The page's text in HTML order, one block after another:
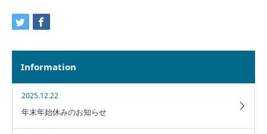
Information
2025.12.22
年末年始休みのお知らせ